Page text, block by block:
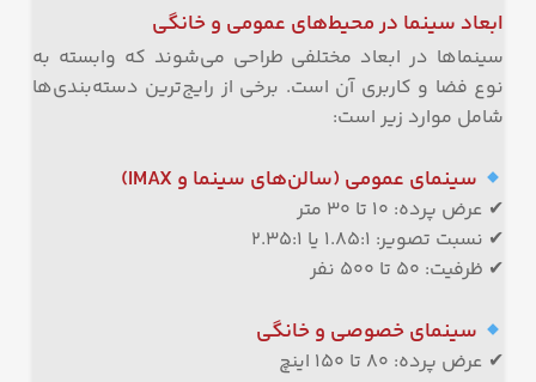
ابعاد سینما در محیط‌های عمومی و خانگی
سینماها در ابعاد مختلفی طراحی می‌شوند که وابسته به
نوع فضا و کاربری آن است. برخی از رایج‌ترین دسته‌بندی‌ها
شامل موارد زیر است:
سینمای عمومی (سالن‌های سینما و IMAX)
✔ عرض پرده: ۱۰ تا ۳۰ متر
✔ نسبت تصویر: ۱.۸۵:۱ یا ۲.۳۵:۱
✔ ظرفیت: ۵۰ تا ۵۰۰ نفر
سینمای خصوصی و خانگی
✔ عرض پرده: ۸۰ تا ۱۵۰ اینچ